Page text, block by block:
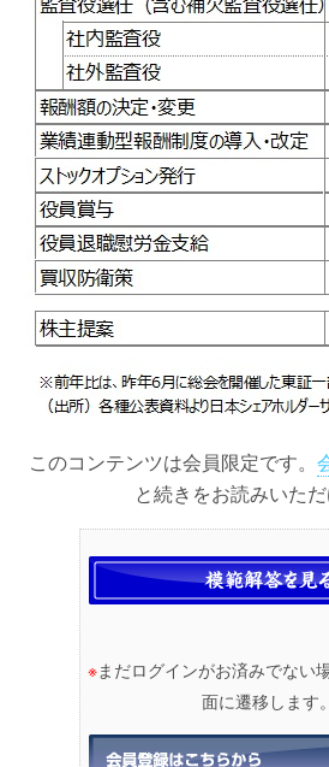
このコンテンツは会員限定です。
と続きをお読みいただ
※まだログインがお済みでない
面に遷移します。